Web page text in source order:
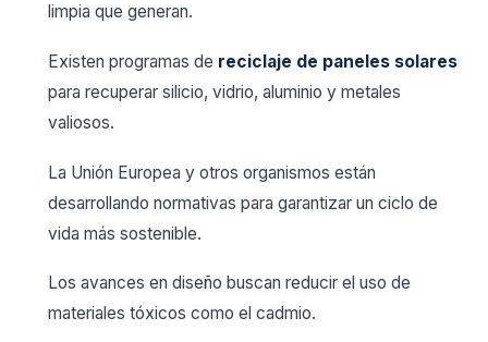
limpia que generan.
Existen programas de reciclaje de paneles solares
para recuperar silicio, vidrio, aluminio y metales
valiosos.
La Unión Europea y otros organismos están
desarrollando normativas para garantizar un ciclo de
vida más sostenible.
Los avances en diseño buscan reducir el uso de
materiales tóxicos como el cadmio.